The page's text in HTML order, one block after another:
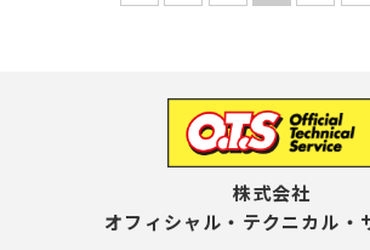
株式会社
オフィシャル・テクニカル・